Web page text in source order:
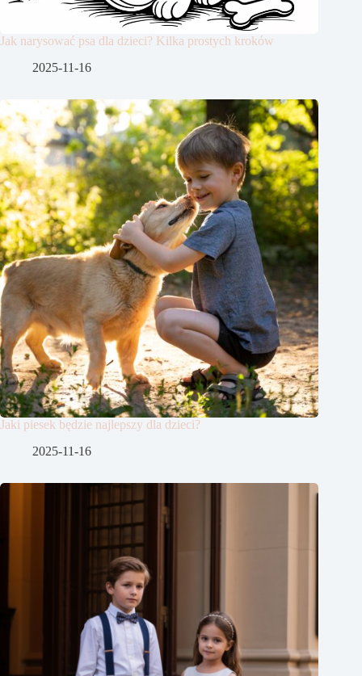
Jak narysować psa dla dzieci? Kilka prostych kroków
2025-11-16
Jaki piesek będzie najlepszy dla dzieci?
2025-11-16